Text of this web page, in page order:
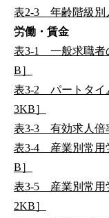
表2-3 年齢階級別
労働・賃金
表3-1 一般求職者
B］
表3-2 パートタイ
3KB］
表3-3 有効求人倍
表3-4 産業別常用
B］
表3-5 産業別常用
2KB］